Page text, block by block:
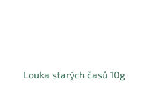
Louka starých časů 10g